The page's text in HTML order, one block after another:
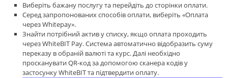
Виберіть бажану послугу та перейдіть до сторінки оплати.
Серед запропонованих способів оплати, виберіть «Оплата
через Whitepay».
Знайти потрібний актив у списку, якщо оплата проходить
через WhiteBIT Pay. Система автоматично відобразить суму
переказу в обраній валюті та курс. Далі необхідно
просканувати QR-код за допомогою сканера кодів у
застосунку WhiteBIT та підтвердити оплату.